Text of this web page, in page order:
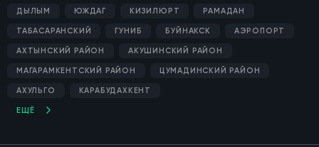
ДЫЛЫМ ЮЖДАГ КИЗИЛЮРТ РАМАДАН
ТАБАСАРАНСКИЙ ГУНИБ БУЙНАКСК АЭРОПОРТ
АХТЫНСКИЙ РАЙОН АКУШИНСКИЙ РАЙОН
МАГАРАМКЕНТСКИЙ РАЙОН ЦУМАДИНСКИЙ РАЙОН
АХУЛЬГО КАРАБУДАХКЕНТ
ЕЩЁ